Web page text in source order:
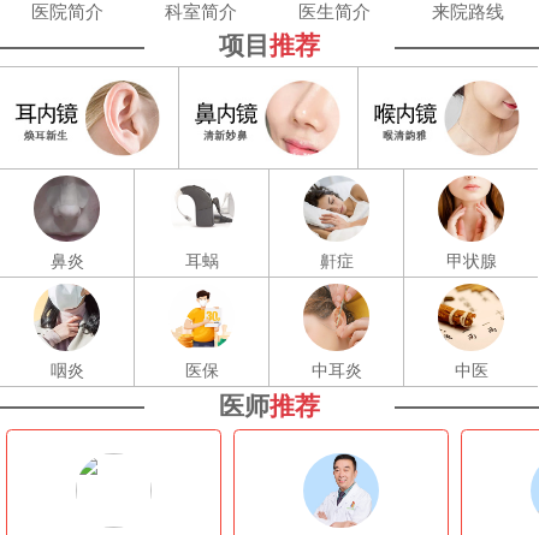
医院简介 科室简介 医生简介 来院路线
项目 推荐
鼻炎 耳蜗 鼾症 甲状腺
咽炎 医保 中耳炎 中医
医师推荐